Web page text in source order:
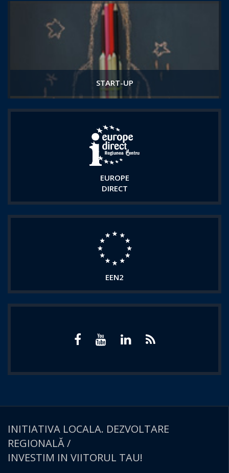
START-UP
EUROPE
DIRECT
EEN2
INITIATIVA LOCALA. DEZVOLTARE
REGIONALĂ /
INVESTIM IN VIITORUL TAU!